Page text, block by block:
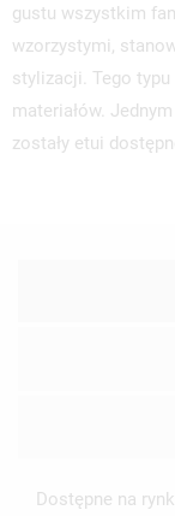
gustu wszystkim
wzorzystymi,
stylizacji. Tego
materiałów.
zostały etui
Dostępne na